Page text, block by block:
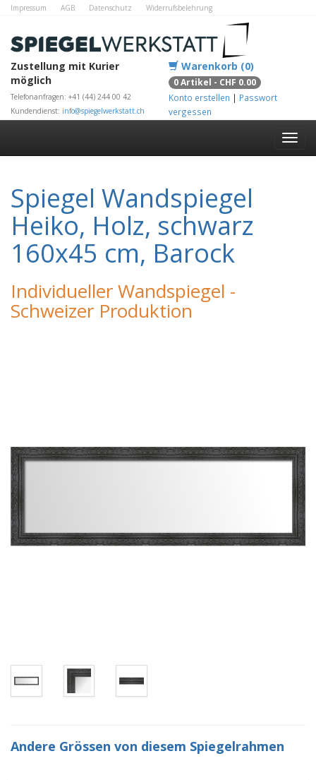
Impressum AGB Datenschutz
Widerrufsbelehrung
Zustellung mit Kurier
möglich
Telefonanfragen: +41 (44) 244 00 42
Kundendienst: info@spiegelwerkstatt.ch
Warenkorb (0)
0 Artikel - CHF 0.00
Konto erstellen | Passwort
vergessen
Spiegel Wandspiegel
Heiko, Holz, schwarz
160x45 cm, Barock
Individueller Wandspiegel -
Schweizer Produktion
Andere Grössen von diesem Spiegelrahmen